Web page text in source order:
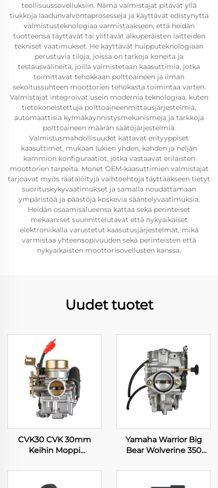
teollisuussovelluksiin. Nämä valmistajat pitävät yllä
tiukkoja laadunvalvontaprosesseja ja käyttävät edistynyttä
valmistusteknologiaa varmistaakseen, että heidän
tuotteensa täyttävät tai ylittävät alkuperäisten laitteiden
tekniset vaatimukset. He käyttävät huipputeknologiaan
perustuvia tiloja, joissa on tarkoja koneita ja
testausvälineitä, joilla valmistetaan kaasuttimia, jotka
toimittavat tehokkaan polttoaineen ja ilman
sekoitussuhteen moottorien tehokasta toimintaa varten.
Valmistajat integroivat usein modernia teknologiaa, kuten
tietokoneistettuja polttoaineenmittausjärjestelmiä,
automaattisia kylmäkäynnistysmekanismeja ja tarkkoja
polttoaineen määrän säätöjärjestelmiä.
Valmistusmahdollisuudet kattavat erityyppiset
kaasuttimet, mukaan lukien yhden, kahden ja neljän
kammion konfiguraatiot, jotka vastaavat erilaisten
moottorien tarpeita. Monet OEM-kaasuttimien valmistajat
tarjoavat myös räätälöityjä vaihtoehtoja täyttääkseen tietyt
suorituskykyvaatimukset ja samalla noudattamaan
ympäristöä ja päästöjä koskevia sääntelyvaatimuksia.
Heidän osaamisalueensa kattaa sekä perinteiset
mekaaniset suunnittelutavat että nykyaikaiset
elektroniikalla varustetut kaasutusjärjestelmät, mikä
varmistaa yhteensopivuuden sekä perinteisten että
nykyaikaisten moottorisovellusten kanssa.
Uudet tuotet
CVK30 CVK 30mm
Keihin Moppi
Nelipyöräinen Scooterin
Moottorin Karburattori
Yamaha Warrior Big
Bear Wolverine 350
YFM400 ATV
nelipyöräinen